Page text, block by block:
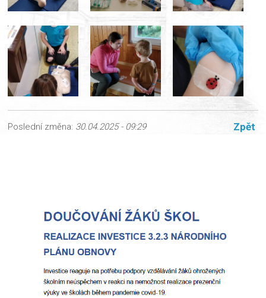
Poslední změna: 30.04.2025 - 09:29 Zpět